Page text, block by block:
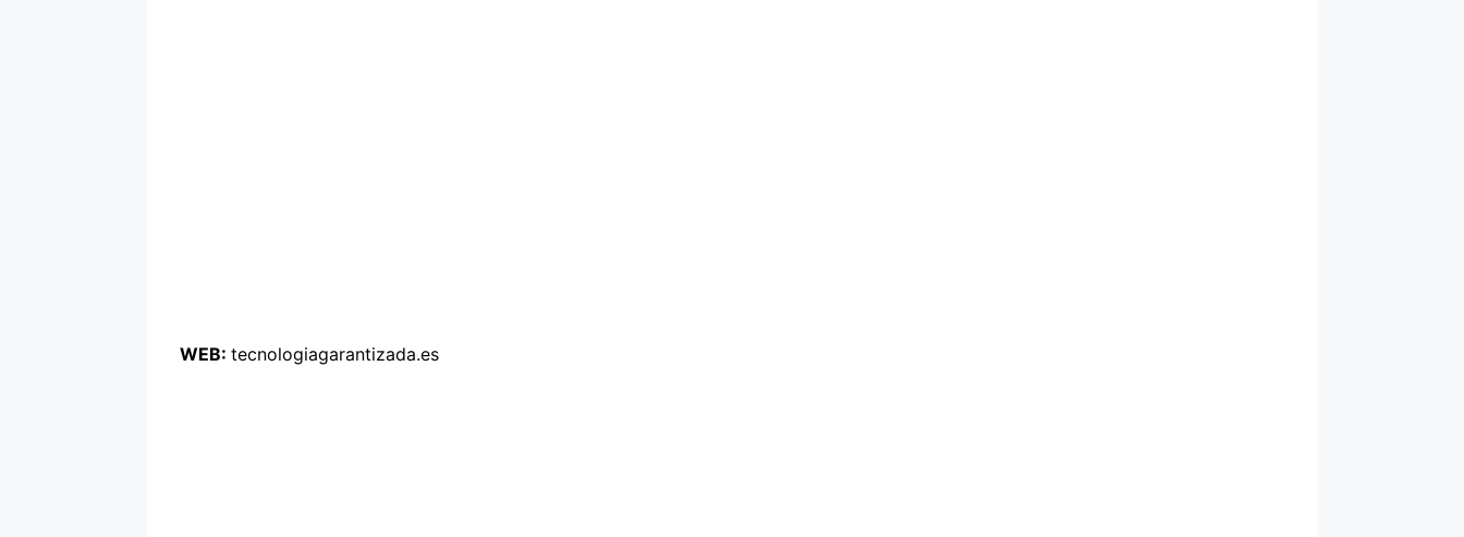
WEB: tecnologiagarantizada.es